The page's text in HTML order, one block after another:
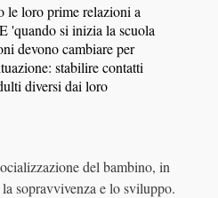
le loro prime relazioni a
'quando si inizia la scuola
devono cambiare per
stabilire contatti
diversi dai loro
del bambino, in
sopravvivenza e lo sviluppo.